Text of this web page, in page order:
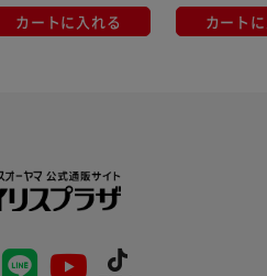
カートに入れる カート